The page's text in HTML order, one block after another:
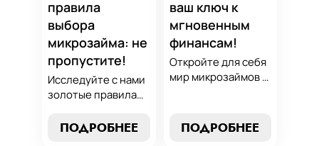
стратегиям.
правила
выбора
микрозайма: не
пропустите!
Исследуйте с нами
золотые правила
и узнайте, как
ПОДРОБНЕЕ
ваш ключ к
мгновенным
финансам!
Откройте для себя
мир микрозаймов с
выбрать лучший
микрозайм,
ПОДРОБНЕЕ